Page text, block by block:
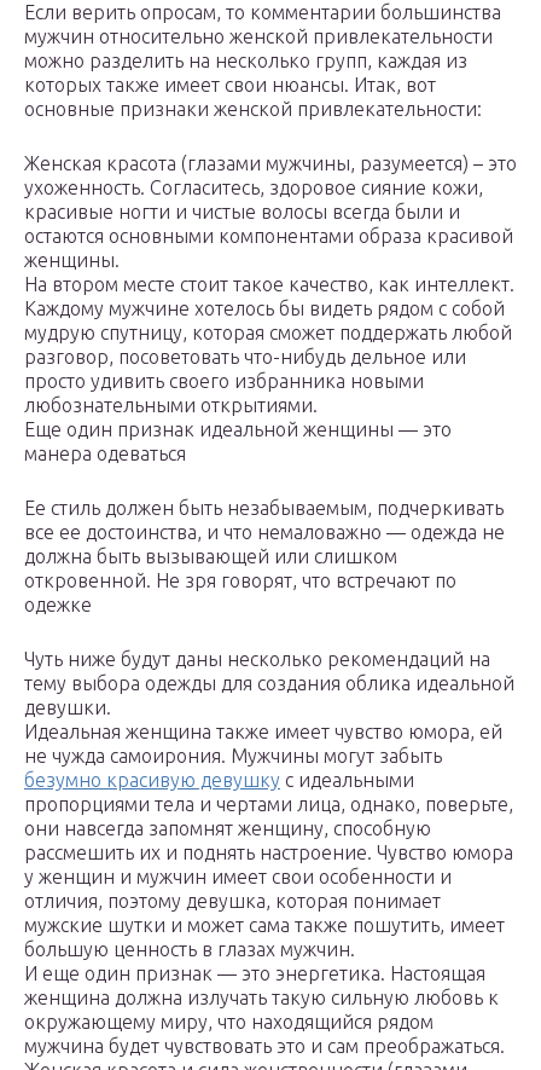
Если верить опросам, то комментарии большинства
мужчин относительно женской привлекательности
можно разделить на несколько групп, каждая из
которых также имеет свои нюансы. Итак, вот
основные признаки женской привлекательности:
Женская красота (глазами мужчины, разумеется) – это
ухоженность. Согласитесь, здоровое сияние кожи,
красивые ногти и чистые волосы всегда были и
остаются основными компонентами образа красивой
женщины.
На втором месте стоит такое качество, как интеллект.
Каждому мужчине хотелось бы видеть рядом с собой
мудрую спутницу, которая сможет поддержать любой
разговор, посоветовать что-нибудь дельное или
просто удивить своего избранника новыми
любознательными открытиями.
Еще один признак идеальной женщины — это
манера одеваться
Ее стиль должен быть незабываемым, подчеркивать
все ее достоинства, и что немаловажно — одежда не
должна быть вызывающей или слишком
откровенной. Не зря говорят, что встречают по
одежке
Чуть ниже будут даны несколько рекомендаций на
тему выбора одежды для создания облика идеальной
девушки.
Идеальная женщина также имеет чувство юмора, ей
не чужда самоирония. Мужчины могут забыть
безумно красивую девушку с идеальными
пропорциями тела и чертами лица, однако, поверьте,
они навсегда запомнят женщину, способную
рассмешить их и поднять настроение. Чувство юмора
у женщин и мужчин имеет свои особенности и
отличия, поэтому девушка, которая понимает
мужские шутки и может сама также пошутить, имеет
большую ценность в глазах мужчин.
И еще один признак — это энергетика. Настоящая
женщина должна излучать такую сильную любовь к
окружающему миру, что находящийся рядом
мужчина будет чувствовать это и сам преображаться.